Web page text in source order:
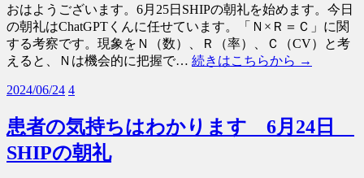
おはようございます。6月25日SHIPの朝礼を始めます。今日
の朝礼はChatGPTくんに任せています。「Ｎ×Ｒ＝Ｃ」に関
する考察です。現象をＮ（数）、Ｒ（率）、Ｃ（CV）と考
えると、Ｎは機会的に把握で… 続きはこちらから →
2024/06/24 4
患者の気持ちはわかります 6月24日
SHIPの朝礼